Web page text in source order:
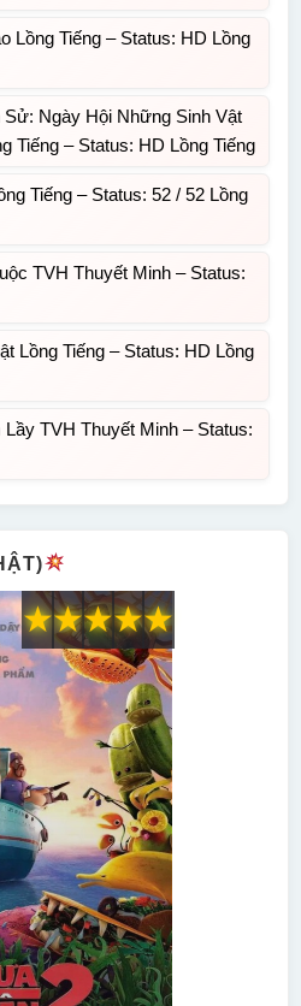
Lồng Tiếng – Status: HD Lồng
Ngày Hội Những Sinh Vật
Tiếng – Status: HD Lồng Tiếng
Tiếng – Status: 52 / 52 Lồng
TVH Thuyết Minh – Status:
Lồng Tiếng – Status: HD Lồng
TVH Thuyết Minh – Status:
★
★
★
★
★